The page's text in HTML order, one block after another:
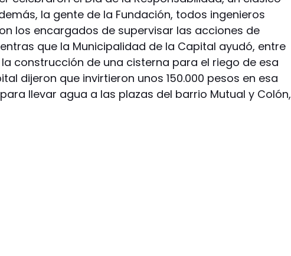
la gente de la Fundación, todos ingenieros
los encargados de supervisar las acciones de
que la Municipalidad de la Capital ayudó, entre
construcción de una cisterna para el riego de esa
dijeron que invirtieron unos 150.000 pesos en esa
llevar agua a las plazas del barrio Mutual y Colón,